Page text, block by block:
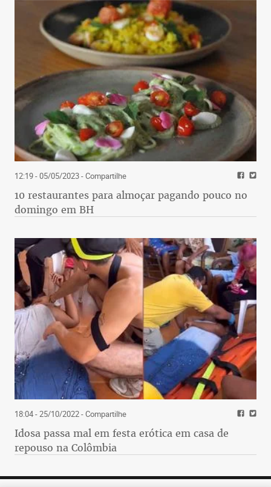
12:19 - 05/05/2023- Compartilhe
10 restaurantes para almoçar pagando pouco no
domingo em BH
18:04 - 25/10/2022- Compartilhe
Idosa passa mal em festa erótica em casa de
repouso na Colômbia